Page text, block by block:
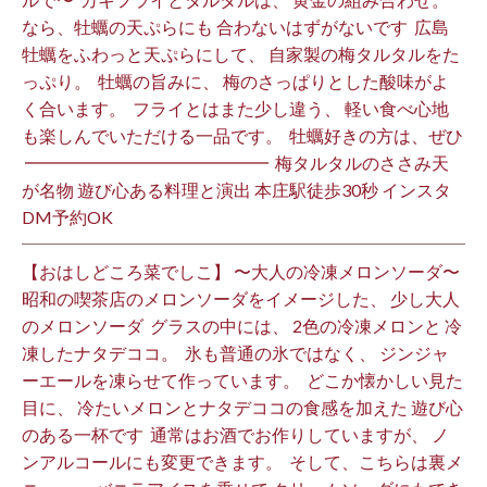
なら、牡蠣の天ぷらにも 合わないはずがないです ⁡ 広島
牡蠣をふわっと天ぷらにして、 自家製の梅タルタルをた
っぷり。 ⁡ 牡蠣の旨みに、 梅のさっぱりとした酸味がよ
く合います。 ⁡ フライとはまた少し違う、 軽い食べ心地
も楽しんでいただける一品です。 ⁡ 牡蠣好きの方は、ぜひ
⁡ ━━━━━━━━━━━━━━ ⁡ 梅タルタルのささみ天
が名物 遊び心ある料理と演出 本庄駅徒歩30秒 インスタ
DM予約OK ⁡
【おはしどころ菜でしこ】 〜大人の冷凍メロンソーダ〜 ⁡
昭和の喫茶店のメロンソーダをイメージした、 少し大人
のメロンソーダ ⁡ グラスの中には、 2色の冷凍メロンと 冷
凍したナタデココ。 ⁡ 氷も普通の氷ではなく、 ジンジャ
ーエールを凍らせて作っています。 ⁡ どこか懐かしい見た
目に、 冷たいメロンとナタデココの食感を加えた 遊び心
のある一杯です ⁡ 通常はお酒でお作りしていますが、 ノ
ンアルコールにも変更できます。 ⁡ そして、こちらは裏メ